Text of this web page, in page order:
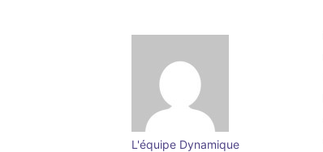
L'équipe Dynamique